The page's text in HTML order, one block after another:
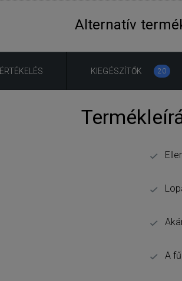
Alternatív
ÉRTÉKELÉS KIEGÉSZÍTŐK 20
A